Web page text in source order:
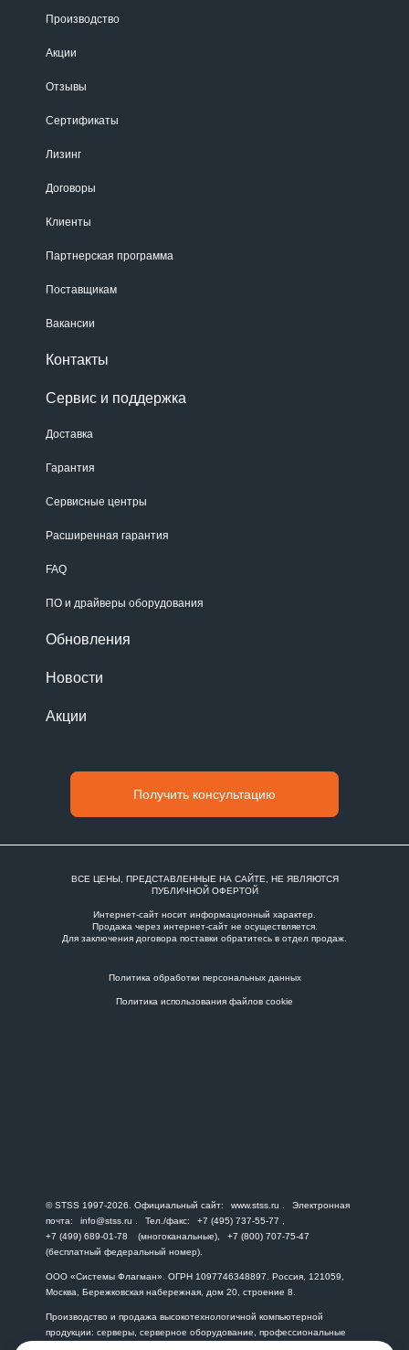
Производство
Акции
Отзывы
Сертификаты
Лизинг
Договоры
Клиенты
Партнерская программа
Поставщикам
Вакансии
Контакты
Сервис и поддержка
Доставка
Гарантия
Сервисные центры
Расширенная гарантия
FAQ
ПО и драйверы оборудования
Обновления
Новости
Акции
Получить консультацию
© STSS 1997-2026. Официальный сайт: www.stss.ru
. Электронная
почта: info@stss.ru . Тел./факс: +7 (495) 737-55-77
+7 (499) 689-01-78
(многоканальные), +7 (800) 707-75-47
(бесплатный федеральный номер).
ООО «Системы Флагман». ОГРН 1097746348897. Россия, 121059,
Москва, Бережковская набережная, дом 20, строение 8.
Производство и продажа высокотехнологичной компьютерной
продукции: серверы, серверное оборудование, профессиональные
ВСЕ ЦЕНЫ, ПРЕДСТАВЛЕННЫЕ НА САЙТЕ, НЕ ЯВЛЯЮТСЯ
ПУБЛИЧНОЙ ОФЕРТОЙ
Интернет-сайт носит информационный характер.
Продажа через интернет-сайт не осуществляется.
Для заключения договора поставки обратитесь в отдел продаж
Политика обработки персональных данных
Политика использования файлов cookie